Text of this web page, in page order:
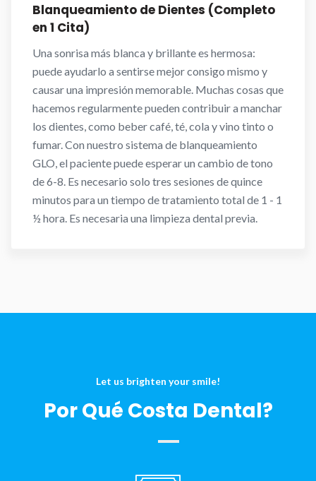
Blanqueamiento de Dientes (Completo
en 1 Cita)
Una sonrisa más blanca y brillante es hermosa:
puede ayudarlo a sentirse mejor consigo mismo y
causar una impresión memorable. Muchas cosas que
hacemos regularmente pueden contribuir a manchar
los dientes, como beber café, té, cola y vino tinto o
fumar. Con nuestro sistema de blanqueamiento
GLO, el paciente puede esperar un cambio de tono
de 6-8. Es necesario solo tres sesiones de quince
minutos para un tiempo de tratamiento total de 1 - 1
½ hora. Es necesaria una limpieza dental previa.
Let us brighten your smile!
Por Qué Costa Dental?